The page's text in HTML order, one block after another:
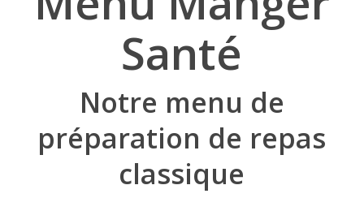
Santé
Notre menu de
préparation de repas
classique